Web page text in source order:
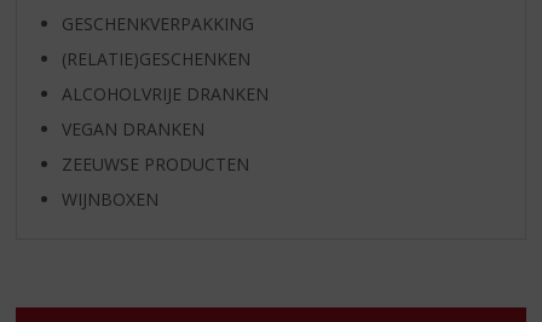
GESCHENKVERPAKKING
(RELATIE)GESCHENKEN
ALCOHOLVRIJE DRANKEN
VEGAN DRANKEN
ZEEUWSE PRODUCTEN
WIJNBOXEN